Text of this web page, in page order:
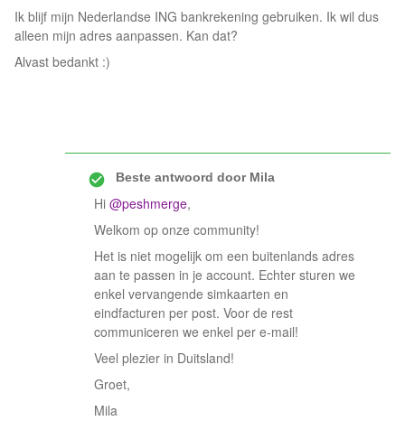
Ik blijf mijn Nederlandse ING bankrekening gebruiken. Ik wil dus
alleen mijn adres aanpassen. Kan dat?
Alvast bedankt :)
Beste antwoord doorMila
Hi @peshmerge,
Welkom op onze community!
Het is niet mogelijk om een buitenlands adres
aan te passen in je account. Echter sturen we
enkel vervangende simkaarten en
eindfacturen per post. Voor de rest
communiceren we enkel per e-mail!
Veel plezier in Duitsland!
Groet,
Mila